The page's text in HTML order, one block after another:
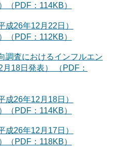
（PDF：114KB）
成26年12月22日）
（PDF：112KB）
調査におけるインフルエン
18日発表） （PDF：
成26年12月18日）
（PDF：114KB）
成26年12月17日）
（PDF：118KB）